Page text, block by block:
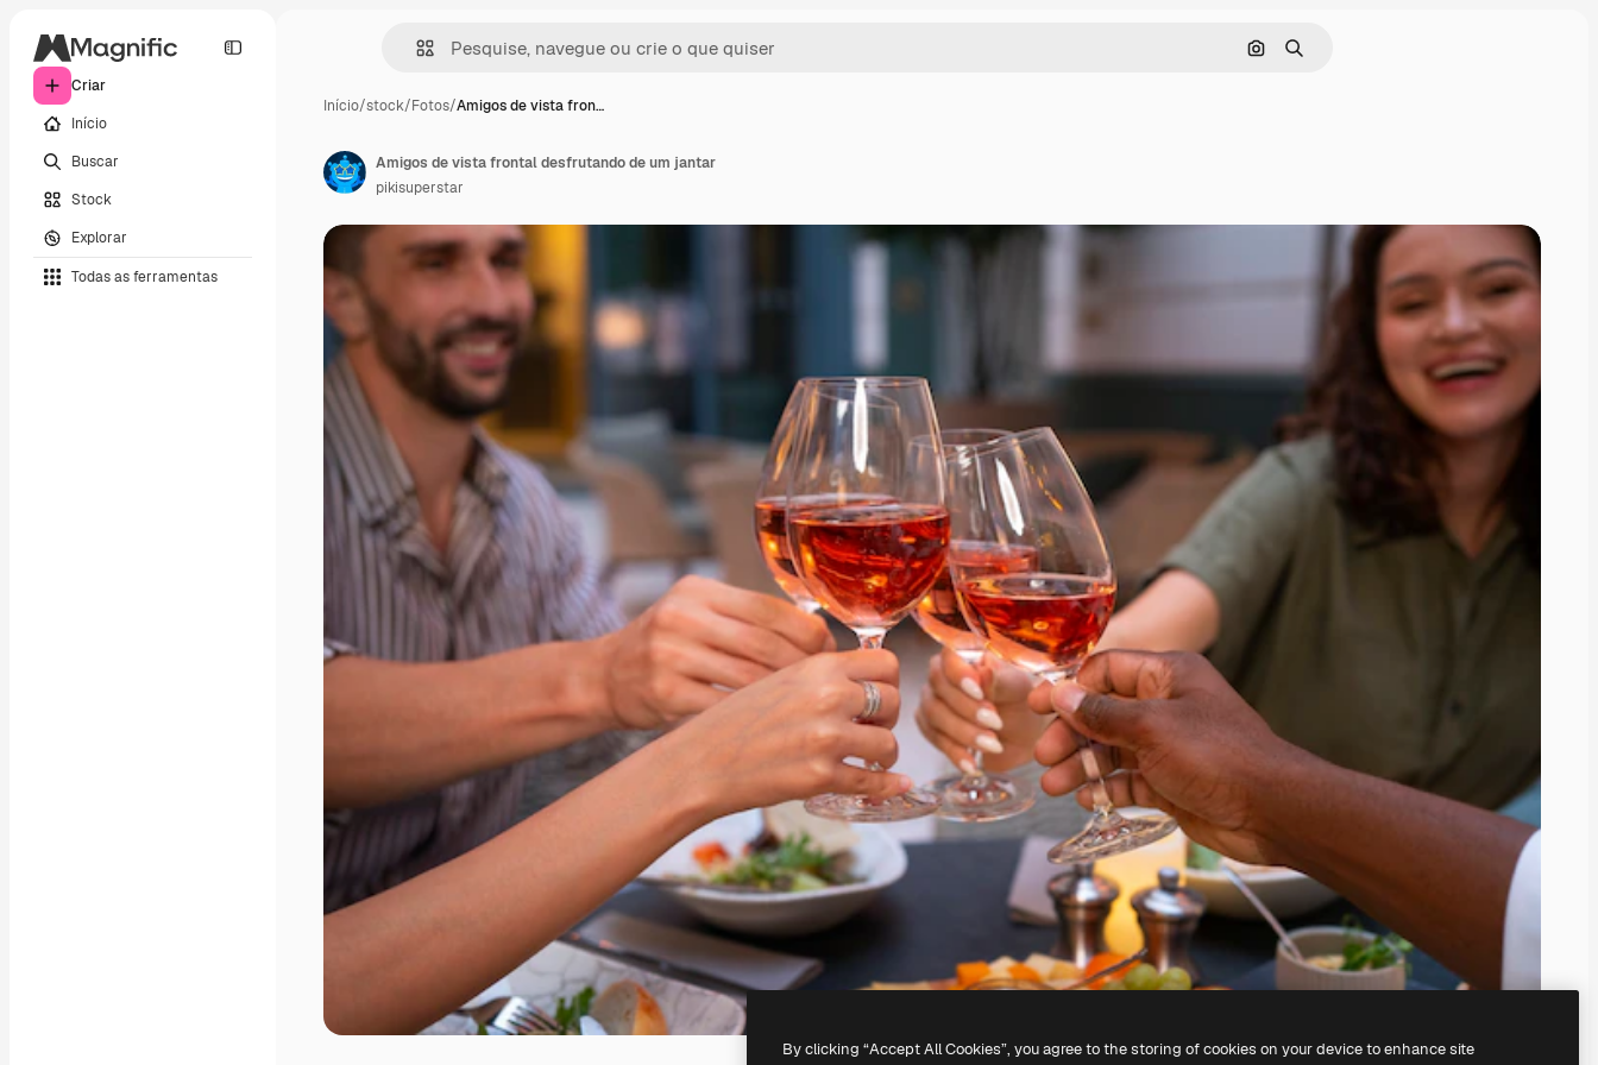
Criar
Início
Buscar
Stock
Explorar
Todas as ferramentas
Pesquisar por imagem
Buscar
Início/stock/Fotos/Amigos de vista fron…
Amigos de vista frontal desfrutando de um jantar
pikisuperstar
By clicking “Accept All Cookies”, you agree to the storing of cookies on your device to enhance site